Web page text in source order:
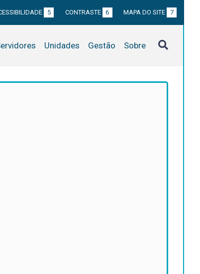
5 CONTRASTE 6 MAPA DO SITE 7
Unidades Gestão Sobre